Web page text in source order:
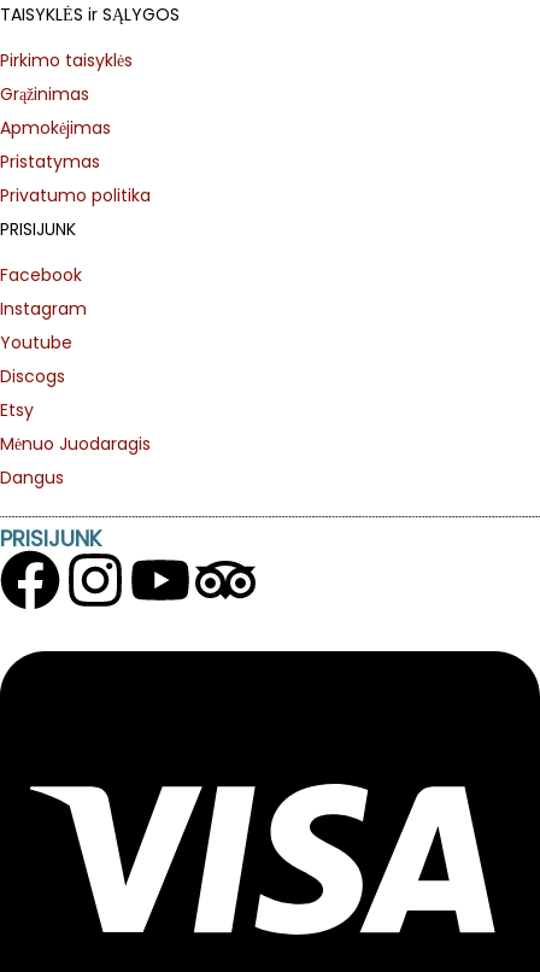
TAISYKLĖS ir SĄLYGOS
Pirkimo taisyklės
Grąžinimas
Apmokėjimas
Pristatymas
Privatumo politika
PRISIJUNK
Facebook
Instagram
Youtube
Discogs
Etsy
Mėnuo Juodaragis
Dangus
PRISIJUNK